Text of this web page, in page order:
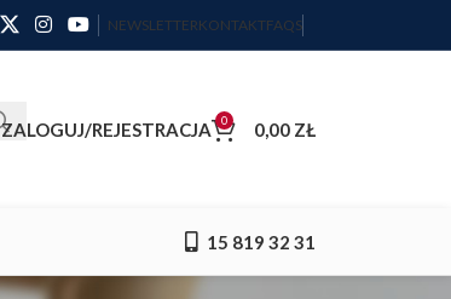
NEWSLETTERKONTAKTFAQS
ZALOGUJ/REJESTRACJA 0 0,00 ZŁ
15 819 32 31